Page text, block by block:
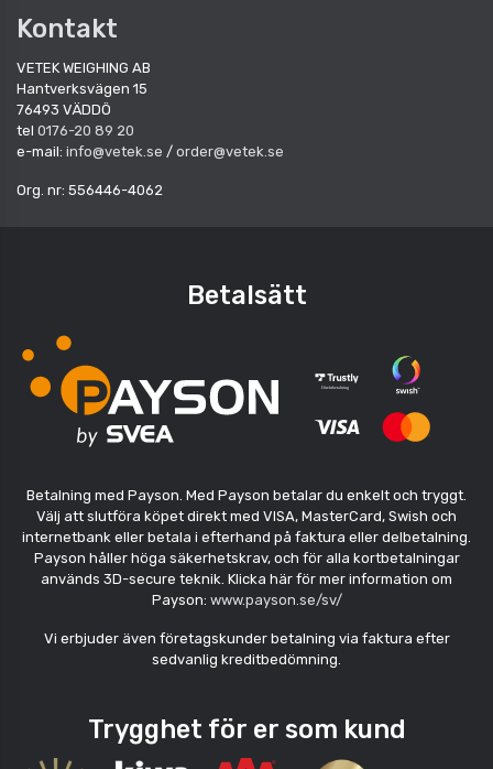
Kontakt
VETEK WEIGHING AB
Hantverksvägen 15
76493 VÄDDÖ
tel 0176-20 89 20
e-mail: info@vetek.se / order@vetek.se
Org. nr: 556446-4062
Betalsätt
Betalning med Payson. Med Payson betalar du enkelt och tryggt.
Välj att slutföra köpet direkt med VISA, MasterCard, Swish och
internetbank eller betala i efterhand på faktura eller delbetalning.
Payson håller höga säkerhetskrav, och för alla kortbetalningar
används 3D-secure teknik. Klicka här för mer information om
Payson: www.payson.se/sv/
Vi erbjuder även företagskunder betalning via faktura efter
sedvanlig kreditbedömning.
Trygghet för er som kund